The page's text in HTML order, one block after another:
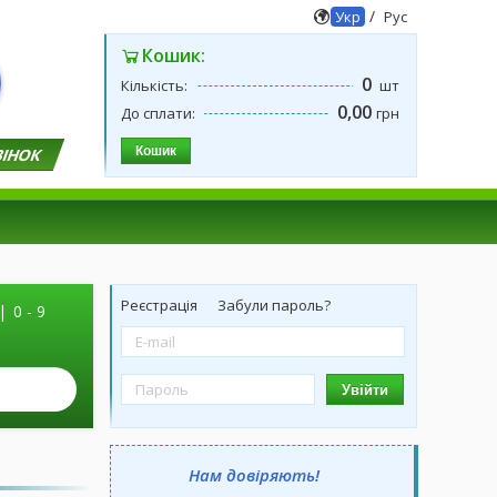
Укр / Рус
Кошик:
Кількість: 0 шт
До сплати:
0,00 грн
Кошик
| 0 - 9
Реєстрація Забули пароль?
Увійти
Нам довіряють!